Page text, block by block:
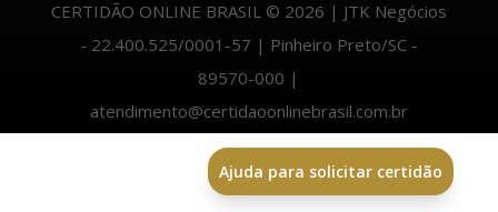
CERTIDÃO ONLINE BRASIL © 2026 | JTK Negócios
- 22.400.525/0001-57 | Pinheiro Preto/SC -
89570-000 |
atendimento@certidaoonlinebrasil.com.br
Ajuda para solicitar certidão